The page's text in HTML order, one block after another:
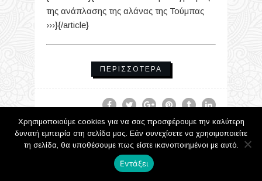
της ανάπλασης της αλάνας της Τούμπας
›››}{/article}
ΠΕΡΙΣΣΌΤΕΡΑ
Χρησιμοποιούμε cookies για να σας προσφέρουμε την καλύτερη
δυνατή εμπειρία στη σελίδα μας. Εάν συνεχίσετε να χρησιμοποιείτε
τη σελίδα, θα υποθέσουμε πως είστε ικανοποιημένοι με αυτό.
Εντάξει